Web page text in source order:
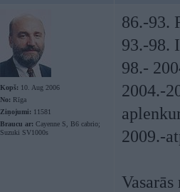
Kopš: 10. Aug 2006
No: Rīga
Ziņojumi: 11581
Braucu ar: Cayenne S, B6 cabrio;
Suzuki SV1000s
86.-93.
93.-98.
98.-
2004.-
2009.-